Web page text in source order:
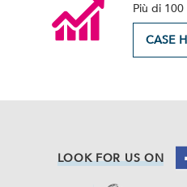
Più di
CASE
LOOK FOR US ON